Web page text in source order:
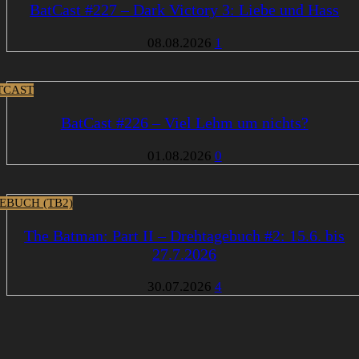
BatCast #227 – Dark Victory 3: Liebe und Hass
08.08.2026 1
BatCast #226 – Viel Lehm um nichts?
01.08.2026 0
(TB2)
The Batman: Part II – Drehtagebuch #2: 15.6. bis
27.7.2026
30.07.2026 4